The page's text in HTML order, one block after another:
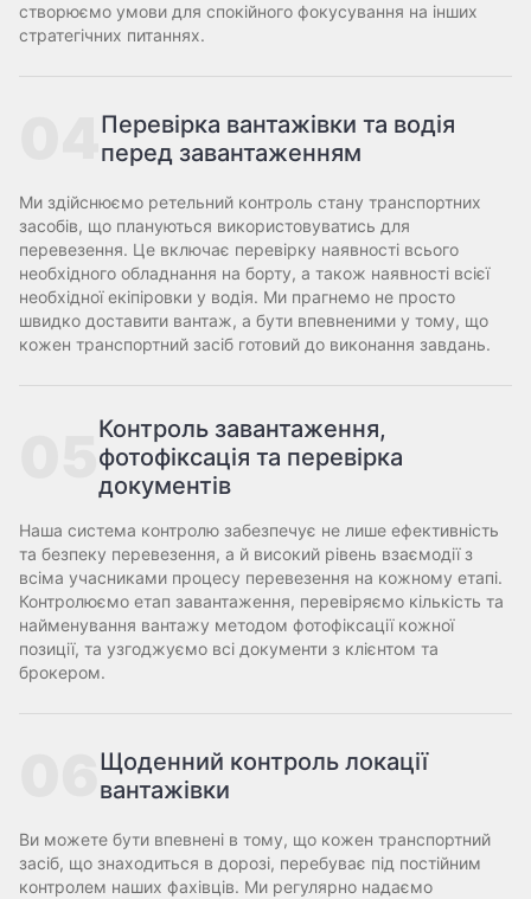
створюємо умови для спокійного фокусування на інших
стратегічних питаннях.
Перевірка вантажівки та водія
перед завантаженням
Ми здійснюємо ретельний контроль стану транспортних
засобів, що плануються використовуватись для
перевезення. Це включає перевірку наявності всього
необхідного обладнання на борту, а також наявності всієї
необхідної екіпіровки у водія. Ми прагнемо не просто
швидко доставити вантаж, а бути впевненими у тому, що
кожен транспортний засіб готовий до виконання завдань.
Контроль завантаження,
фотофіксація та перевірка
документів
Наша система контролю забезпечує не лише ефективність
та безпеку перевезення, а й високий рівень взаємодії з
всіма учасниками процесу перевезення на кожному етапі.
Контролюємо етап завантаження, перевіряємо кількість та
найменування вантажу методом фотофіксації кожної
позиції, та узгоджуємо всі документи з клієнтом та
брокером.
Щоденний контроль локації
вантажівки
Ви можете бути впевнені в тому, що кожен транспортний
засіб, що знаходиться в дорозі, перебуває під постійним
контролем наших фахівців. Ми регулярно надаємо